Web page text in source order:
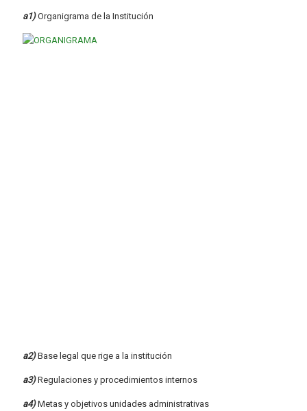
a1)Organigrama de la Institución
a2) Base legal que rige a la institución
a3)Regulaciones y procedimientos internos
a4)Metas y objetivos unidades administrativas